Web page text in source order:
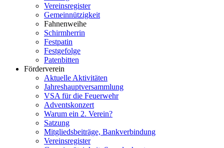
Vereinsregister
Gemeinnützigkeit
Fahnenweihe
Schirmherrin
Festpatin
Festgefolge
Patenbitten
Förderverein
Aktuelle Aktivitäten
Jahreshauptversammlung
VSA für die Feuerwehr
Adventskonzert
Warum ein 2. Verein?
Satzung
Mitgliedsbeiträge, Bankverbindung
Vereinsregister